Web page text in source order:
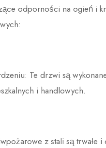
odporności na ogień i
Te drzwi są
i handlowych.
z stali są trwałe